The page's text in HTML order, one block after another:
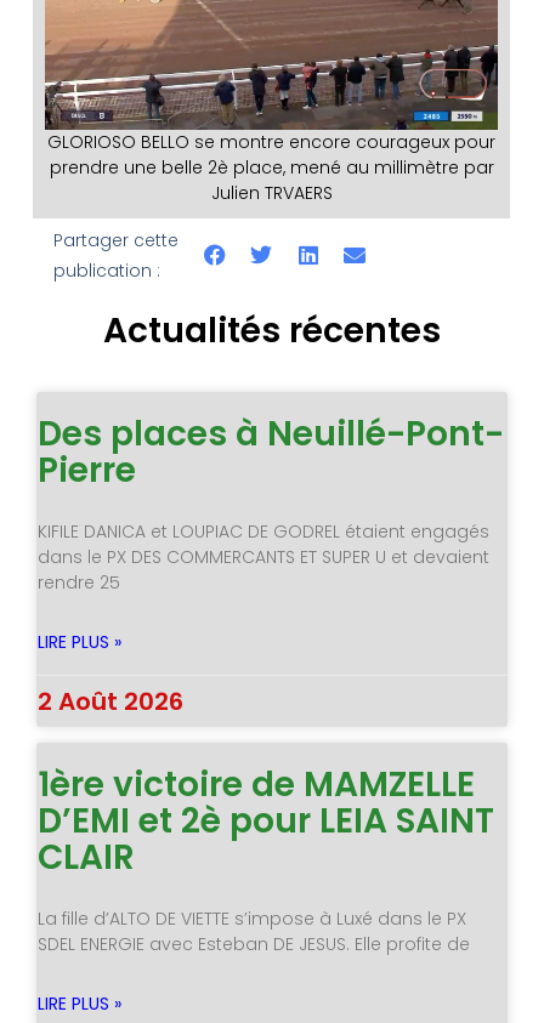
GLORIOSO BELLO se montre encore courageux pour
prendre une belle 2è place, mené au millimètre par
Julien TRVAERS
Partager cette
publication :
Actualités récentes
Des places à Neuillé-Pont-
Pierre
KIFILE DANICA et LOUPIAC DE GODREL étaient engagés
dans le PX DES COMMERCANTS ET SUPER U et devaient
rendre 25
LIRE PLUS »
2 Août 2026
1ère victoire de MAMZELLE
D’EMI et 2è pour LEIA SAINT
CLAIR
La fille d’ALTO DE VIETTE s’impose à Luxé dans le PX
SDEL ENERGIE avec Esteban DE JESUS. Elle profite de
LIRE PLUS »